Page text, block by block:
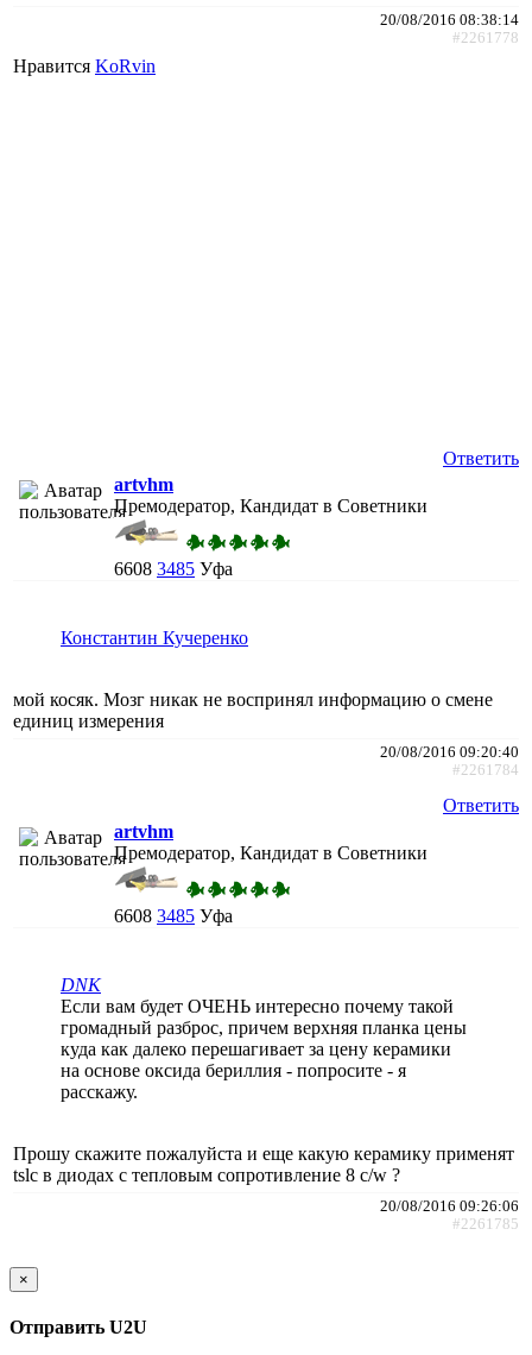
20/08/2016 08:38:14
#2261778
Нравится KoRvin
Ответить
artvhm
Премодератор, Кандидат в Советники
6608 3485 Уфа
Константин Кучеренко
мой косяк. Мозг никак не воспринял информацию о смене
единиц измерения
20/08/2016 09:20:40
#2261784
Ответить
artvhm
Премодератор, Кандидат в Советники
6608 3485 Уфа
DNK
Если вам будет ОЧЕНЬ интересно почему такой
громадный разброс, причем верхняя планка цены
куда как далеко перешагивает за цену керамики
на основе оксида бериллия - попросите - я
расскажу.
Прошу скажите пожалуйста и еще какую керамику применят
tslc в диодах с тепловым сопротивление 8 с/w ?
20/08/2016 09:26:06
#2261785
×
Отправить U2U